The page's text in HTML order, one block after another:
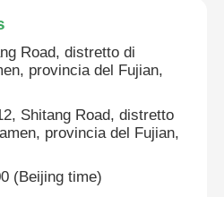
Road, distretto di
provincia del Fujian,
Shitang Road, distretto
provincia del Fujian,
(Beijing time)